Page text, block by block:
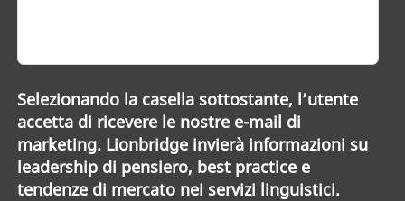
Selezionando la casella sottostante, l’utente
accetta di ricevere le nostre e-mail di
marketing. Lionbridge invierà informazioni su
leadership di pensiero, best practice e
tendenze di mercato nei servizi linguistici.